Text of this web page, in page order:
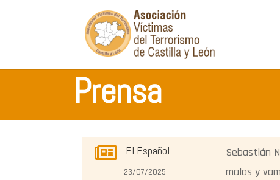
Prensa
 El Español
23/07/2025
Sebastián
malos y